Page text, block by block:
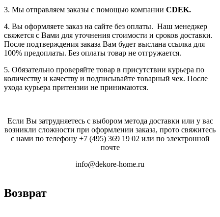
3. Мы отправляем заказы с помощью компании СDEK.
4. Вы оформляете заказ на сайте без оплаты. Наш менеджер
свяжется с Вами для уточнения стоимости и сроков доставки.
После подтверждения заказа Вам будет выслана ссылка для
100% предоплаты. Без оплаты товар не отгружается.
5. Обязательно проверяйте товар в присутствии курьера по
количеству и качеству и подписывайте товарный чек. После
ухода курьера притензии не принимаются.
Если Вы затрудняетесь с выбором метода доставки или у вас
возникли сложности при оформлении заказа, прото свяжитесь
с нами по телефону +7 (495) 369 19 02 или по электронной
почте
info@dekore-home.ru
Возврат